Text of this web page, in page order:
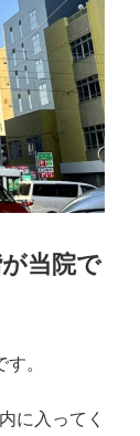
当院で
。
に入ってく